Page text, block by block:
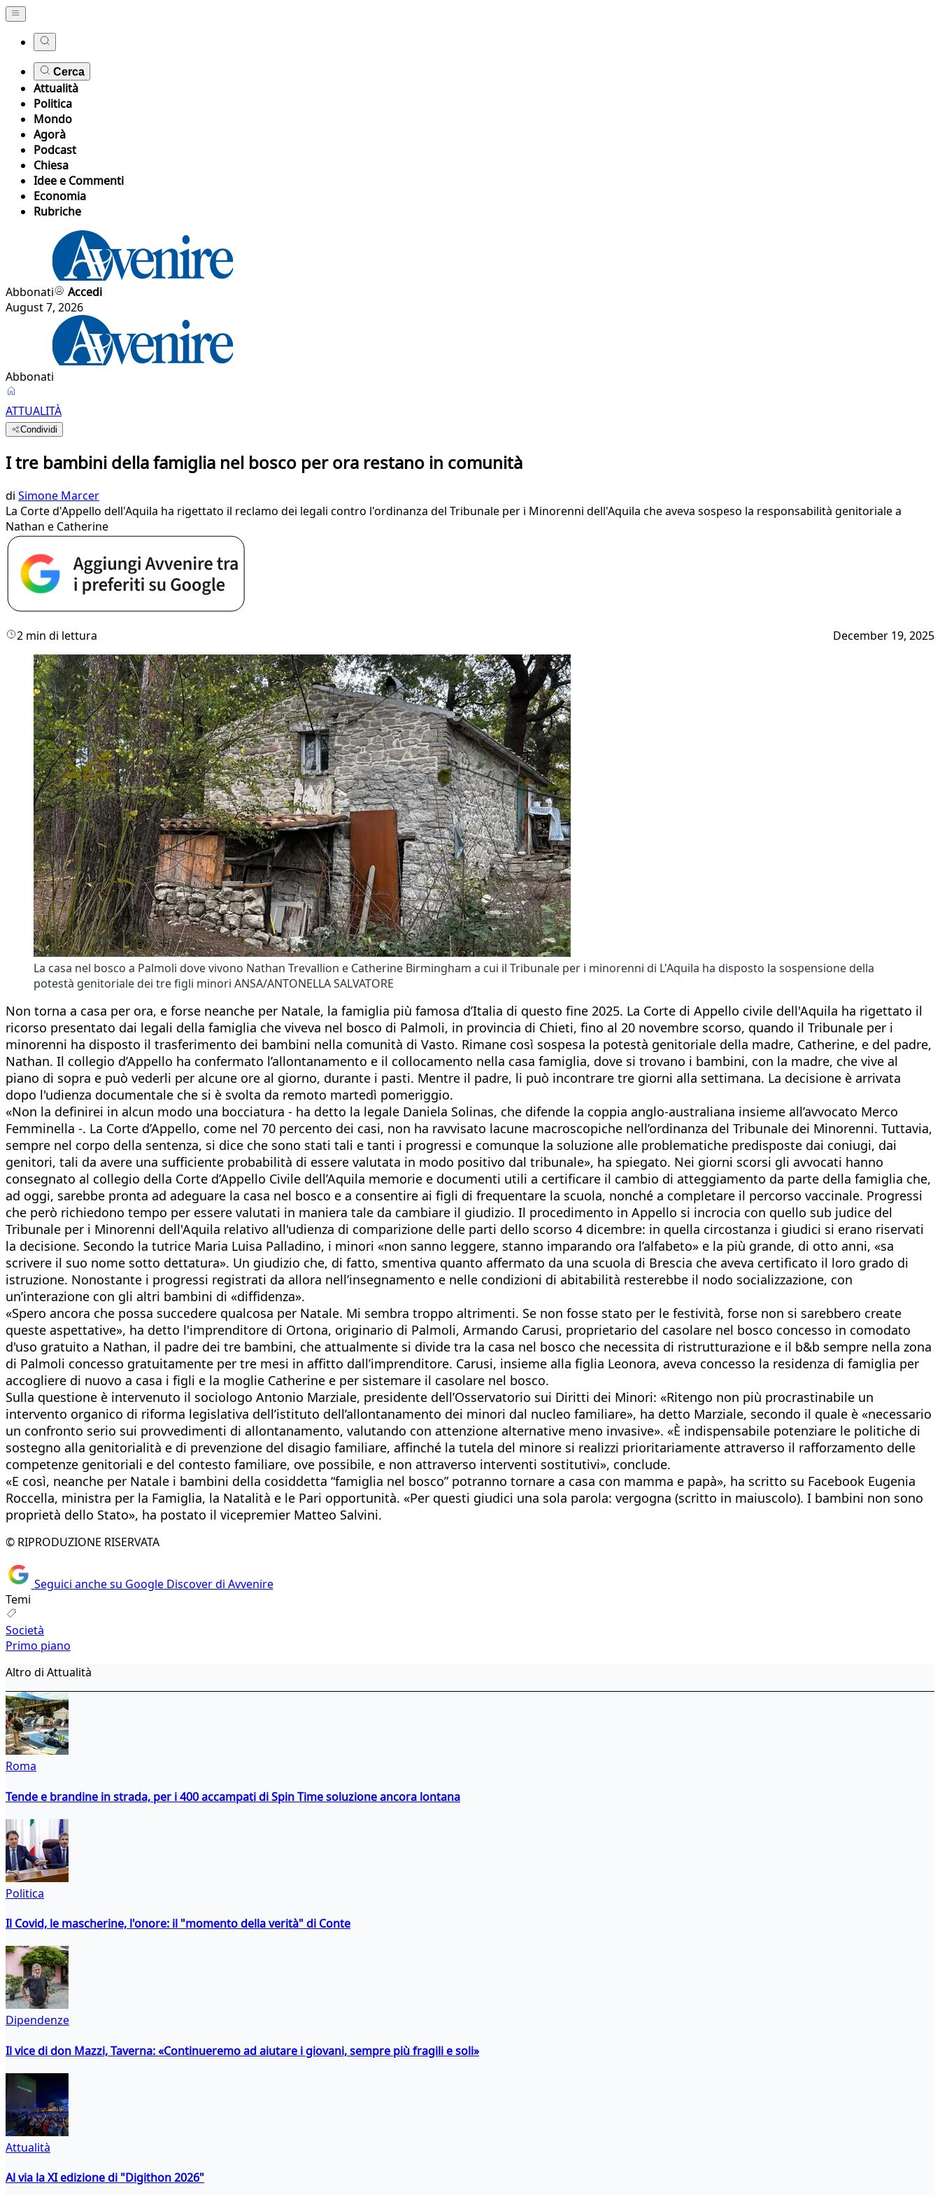
Cerca
Attualità
Politica
Mondo
Agorà
Podcast
Chiesa
Idee e Commenti
Economia
Rubriche
Abbonati
Accedi
August 7, 2026
Abbonati
ATTUALITÀ
Condividi
I tre bambini della famiglia nel bosco per ora restano in comunità
di Simone Marcer
La Corte d'Appello dell'Aquila ha rigettato il reclamo dei legali contro l'ordinanza del Tribunale per i Minorenni dell'Aquila che aveva sospeso la responsabilità genitoriale a
Nathan e Catherine
2 min di lettura December 19, 2025
La casa nel bosco a Palmoli dove vivono Nathan Trevallion e Catherine Birmingham a cui il Tribunale per i minorenni di L'Aquila ha disposto la sospensione della
potestà genitoriale dei tre figli minori ANSA/ANTONELLA SALVATORE
Non torna a casa per ora, e forse neanche per Natale, la famiglia più famosa d’Italia di questo fine 2025. La Corte di Appello civile dell'Aquila ha rigettato il
ricorso presentato dai legali della famiglia che viveva nel bosco di Palmoli, in provincia di Chieti, fino al 20 novembre scorso, quando il Tribunale per i
minorenni ha disposto il trasferimento dei bambini nella comunità di Vasto. Rimane così sospesa la potestà genitoriale della madre, Catherine, e del padre,
Nathan. Il collegio d’Appello ha confermato l’allontanamento e il collocamento nella casa famiglia, dove si trovano i bambini, con la madre, che vive al
piano di sopra e può vederli per alcune ore al giorno, durante i pasti. Mentre il padre, li può incontrare tre giorni alla settimana. La decisione è arrivata
dopo l'udienza documentale che si è svolta da remoto martedì pomeriggio.
«Non la definirei in alcun modo una bocciatura - ha detto la legale Daniela Solinas, che difende la coppia anglo-australiana insieme all’avvocato Merco
Femminella -. La Corte d’Appello, come nel 70 percento dei casi, non ha ravvisato lacune macroscopiche nell’ordinanza del Tribunale dei Minorenni. Tuttavia,
sempre nel corpo della sentenza, si dice che sono stati tali e tanti i progressi e comunque la soluzione alle problematiche predisposte dai coniugi, dai
genitori, tali da avere una sufficiente probabilità di essere valutata in modo positivo dal tribunale», ha spiegato. Nei giorni scorsi gli avvocati hanno
consegnato al collegio della Corte d’Appello Civile dell’Aquila memorie e documenti utili a certificare il cambio di atteggiamento da parte della famiglia che,
ad oggi, sarebbe pronta ad adeguare la casa nel bosco e a consentire ai figli di frequentare la scuola, nonché a completare il percorso vaccinale. Progressi
che però richiedono tempo per essere valutati in maniera tale da cambiare il giudizio. Il procedimento in Appello si incrocia con quello sub judice del
Tribunale per i Minorenni dell'Aquila relativo all'udienza di comparizione delle parti dello scorso 4 dicembre: in quella circostanza i giudici si erano riservati
la decisione. Secondo la tutrice Maria Luisa Palladino, i minori «non sanno leggere, stanno imparando ora l’alfabeto» e la più grande, di otto anni, «sa
scrivere il suo nome sotto dettatura». Un giudizio che, di fatto, smentiva quanto affermato da una scuola di Brescia che aveva certificato il loro grado di
istruzione. Nonostante i progressi registrati da allora nell’insegnamento e nelle condizioni di abitabilità resterebbe il nodo socializzazione, con
un’interazione con gli altri bambini di «diffidenza».
«Spero ancora che possa succedere qualcosa per Natale. Mi sembra troppo altrimenti. Se non fosse stato per le festività, forse non si sarebbero create
queste aspettative», ha detto l'imprenditore di Ortona, originario di Palmoli, Armando Carusi, proprietario del casolare nel bosco concesso in comodato
d'uso gratuito a Nathan, il padre dei tre bambini, che attualmente si divide tra la casa nel bosco che necessita di ristrutturazione e il b&b sempre nella zona
di Palmoli concesso gratuitamente per tre mesi in affitto dall’imprenditore. Carusi, insieme alla figlia Leonora, aveva concesso la residenza di famiglia per
accogliere di nuovo a casa i figli e la moglie Catherine e per sistemare il casolare nel bosco.
Sulla questione è intervenuto il sociologo Antonio Marziale, presidente dell’Osservatorio sui Diritti dei Minori: «Ritengo non più procrastinabile un
intervento organico di riforma legislativa dell’istituto dell’allontanamento dei minori dal nucleo familiare», ha detto Marziale, secondo il quale è «necessario
un confronto serio sui provvedimenti di allontanamento, valutando con attenzione alternative meno invasive». «È indispensabile potenziare le politiche di
sostegno alla genitorialità e di prevenzione del disagio familiare, affinché la tutela del minore si realizzi prioritariamente attraverso il rafforzamento delle
competenze genitoriali e del contesto familiare, ove possibile, e non attraverso interventi sostitutivi», conclude.
«E così, neanche per Natale i bambini della cosiddetta “famiglia nel bosco” potranno tornare a casa con mamma e papà», ha scritto su Facebook Eugenia
Roccella, ministra per la Famiglia, la Natalità e le Pari opportunità. «Per questi giudici una sola parola: vergogna (scritto in maiuscolo). I bambini non sono
proprietà dello Stato», ha postato il vicepremier Matteo Salvini.
© RIPRODUZIONE RISERVATA
Seguici anche su Google Discover di Avvenire
Temi
Società
Primo piano
Altro di Attualità
Roma
Tende e brandine in strada, per i 400 accampati di Spin Time soluzione ancora lontana
Politica
Il Covid, le mascherine, l'onore: il "momento della verità" di Conte
Dipendenze
Il vice di don Mazzi, Taverna: «Continueremo ad aiutare i giovani, sempre più fragili e soli»
Attualità
Al via la XI edizione di "Digithon 2026"